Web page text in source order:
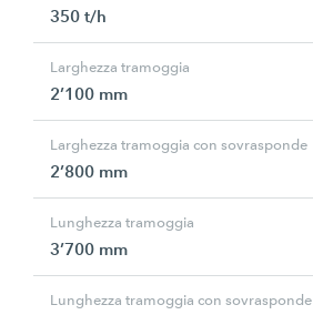
350 t/h
Larghezza tramoggia
2’100 mm
Larghezza tramoggia con sovrasponde
2’800 mm
Lunghezza tramoggia
3’700 mm
Lunghezza tramoggia con sovrasponde